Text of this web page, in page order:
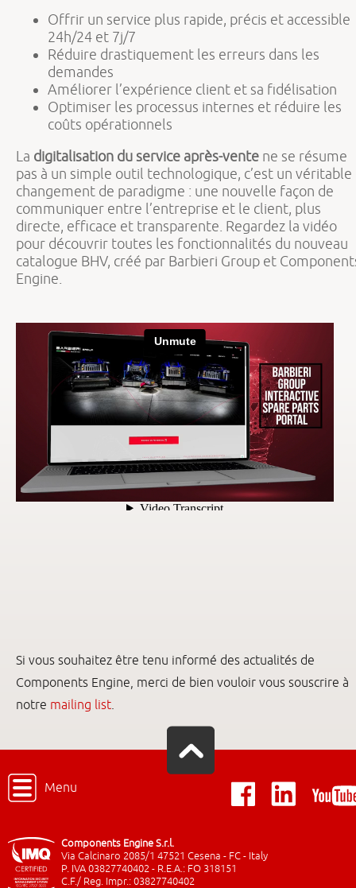
Offrir un service plus rapide, précis et accessible
24h/24 et 7j/7
Réduire drastiquement les erreurs dans les
demandes
Améliorer l’expérience client et sa fidélisation
Optimiser les processus internes et réduire les
coûts opérationnels
La digitalisation du service après-vente ne se résume
pas à un simple outil technologique, c’est un véritable
changement de paradigme : une nouvelle façon de
communiquer entre l’entreprise et le client, plus
directe, efficace et transparente. Regardez la vidéo
pour découvrir toutes les fonctionnalités du nouveau
catalogue BHV, créé par Barbieri Group et
Engine.
Si vous souhaitez être tenu informé des actualités de
Components Engine, merci de bien vouloir vous souscrire à
notre mailing list.
Menu
Components Engine S.r.l.
Via Calcinaro 2085/1 47521 Cesena - FC - Italy
P. IVA 03827740402 - R.E.A.: FO 318151
C.F./ Reg. Impr.: 03827740402